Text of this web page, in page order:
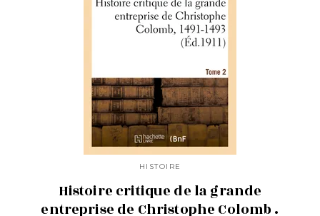
HISTOIRE
Histoire critique de la grande
entreprise de Christophe Colomb .